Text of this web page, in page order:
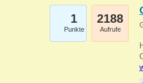
1
Punkte
2188
Aufrufe